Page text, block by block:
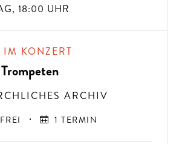
18:00 UHR
IM KONZERT
ARCHIV
1 TERMIN